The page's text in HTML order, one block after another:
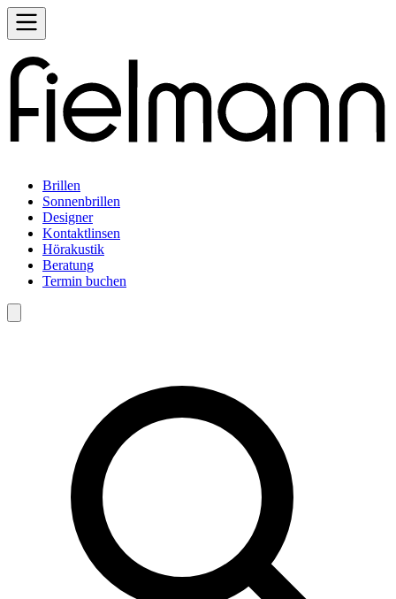
Brillen
Sonnenbrillen
Designer
Kontaktlinsen
Hörakustik
Beratung
Termin buchen